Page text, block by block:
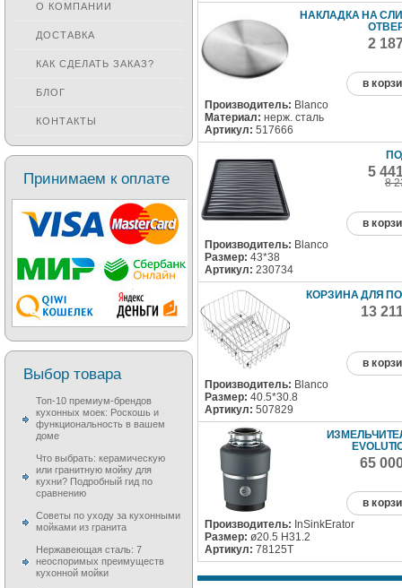
НАКЛАДКА НА
2
в
Производитель: Blanco
Материал: нерж. сталь
Артикул: 517666
5
8
в
Производитель: Blanco
Размер: 43*38
Артикул: 230734
КОРЗИНА ДЛЯ
13
в
Производитель: Blanco
Размер: 40.5*30.8
Артикул: 507829
65
в
Производитель: InSinkErator
Размер: ø20.5 H31.2
Артикул: 78125T
О КОМПАНИИ
ДОСТАВКА
КАК СДЕЛАТЬ ЗАКАЗ?
БЛОГ
КОНТАКТЫ
Принимаем к оплате
Выбор товара
Топ-10 премиум-брендов
кухонных моек: Роскошь и
функциональность в вашем
доме
Что выбрать: керамическую
или гранитную мойку для
кухни? Подробный гид по
сравнению
Советы по уходу за кухонными
мойками из гранита
Нержавеющая сталь: 7
неоспоримых преимуществ
кухонной мойки